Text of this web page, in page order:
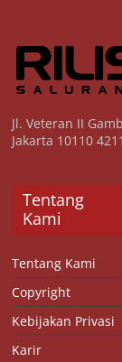
Jl. Veteran II
Jakarta 10110
Tentang
Kami
Tentang Kami
Copyright
Kebijakan Privasi
Karir